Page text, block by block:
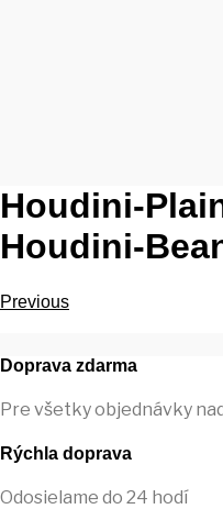
Houdini-
Houdini-
Previous
Doprava zdarma
Pre všetky objednávky
Rýchla doprava
Odosielame do 24 hodí